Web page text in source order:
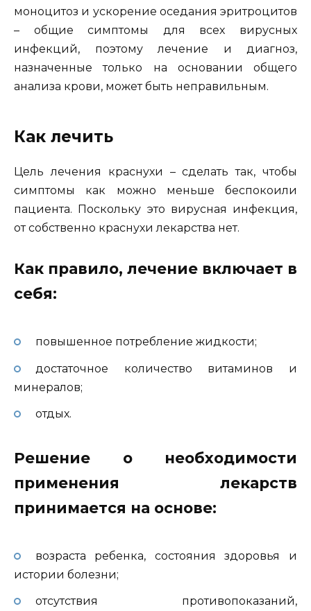
моноцитоз и ускорение оседания эритроцитов
– общие симптомы для всех вирусных
инфекций, поэтому лечение и диагноз,
назначенные только на основании общего
анализа крови, может быть неправильным.
Как лечить
Цель лечения краснухи – сделать так, чтобы
симптомы как можно меньше беспокоили
пациента. Поскольку это вирусная инфекция,
от собственно краснухи лекарства нет.
Как правило, лечение включает в
себя:
повышенное потребление жидкости;
достаточное количество витаминов и
минералов;
отдых.
Решение о необходимости
применения лекарств
принимается на основе:
возраста ребенка, состояния здоровья и
истории болезни;
отсутствия противопоказаний,